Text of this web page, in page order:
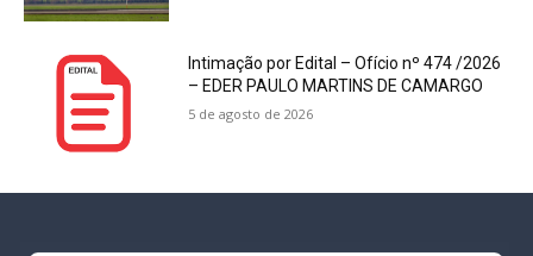
Intimação por Edital – Ofício nº 474 /2026
– EDER PAULO MARTINS DE CAMARGO
5 de agosto de 2026